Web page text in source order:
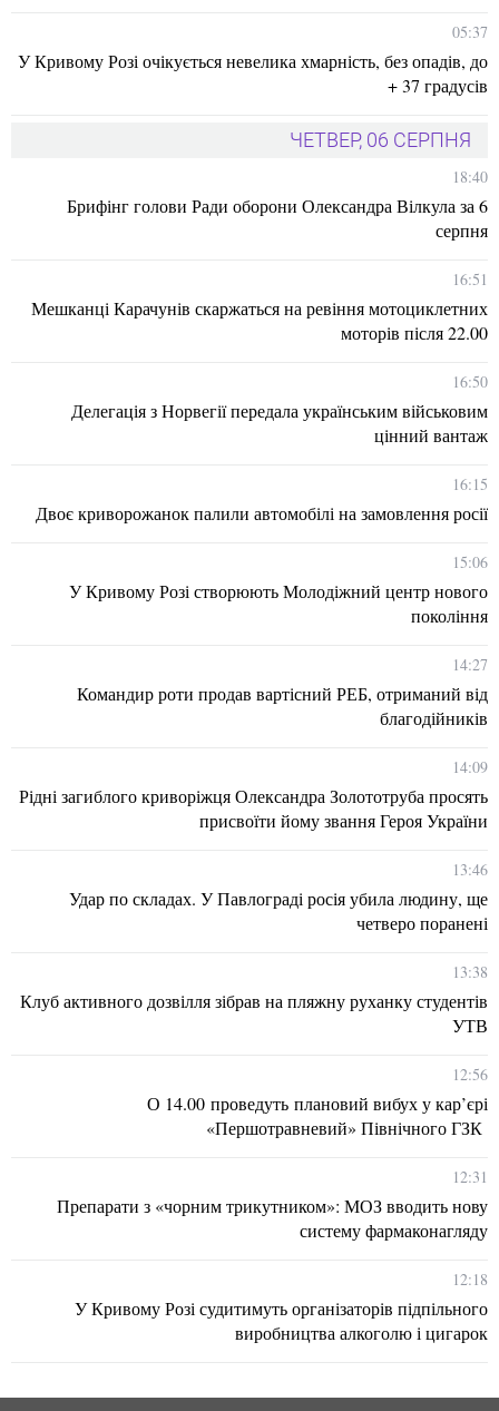
05:37
У Кривому Розі очікується невелика хмарність, без опадів, до
+ 37 градусів
ЧЕТВЕР, 06 СЕРПНЯ
18:40
Брифінг голови Ради оборони Олександра Вілкула за 6
серпня
16:51
Мешканці Карачунів скаржаться на ревіння мотоциклетних
моторів після 22.00
16:50
Делегація з Норвегії передала українським військовим
цінний вантаж
16:15
Двоє криворожанок палили автомобілі на замовлення росії
15:06
У Кривому Розі створюють Молодіжний центр нового
покоління
14:27
Командир роти продав вартісний РЕБ, отриманий від
благодійників
14:09
Рідні загиблого криворіжця Олександра Золототруба просять
присвоїти йому звання Героя України
13:46
Удар по складах. У Павлограді росія убила людину, ще
четверо поранені
13:38
Клуб активного дозвілля зібрав на пляжну руханку студентів
УТВ
12:56
О 14.00 проведуть плановий вибух у кар’єрі
«Першотравневий» Північного ГЗК
12:31
Препарати з «чорним трикутником»: МОЗ вводить нову
систему фармаконагляду
12:18
У Кривому Розі судитимуть організаторів підпільного
виробництва алкоголю і цигарок